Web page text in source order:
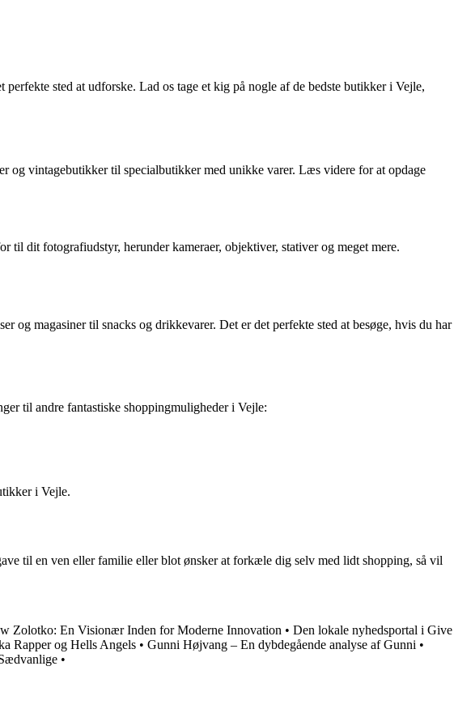
sted at udforske. Lad os tage et kig på nogle af de bedste butikker i Vejle,
og vintagebutikker til specialbutikker med unikke varer. Læs videre for at opdage
dit fotografiudstyr, herunder kameraer, objektiver, stativer og meget mere.
magasiner til snacks og drikkevarer. Det er det perfekte sted at besøge, hvis du har
til andre fantastiske shoppingmuligheder i Vejle:
i Vejle.
til en ven eller familie eller blot ønsker at forkæle dig selv med lidt shopping, så vil
Zolotko: En Visionær Inden for Moderne Innovation • Den lokale nyhedsportal i Give
Rapper og Hells Angels • Gunni Højvang – En dybdegående analyse af Gunni •
•